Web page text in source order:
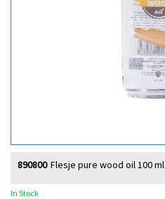
Flesje pure wood oil 100 ml
890800
In Stock